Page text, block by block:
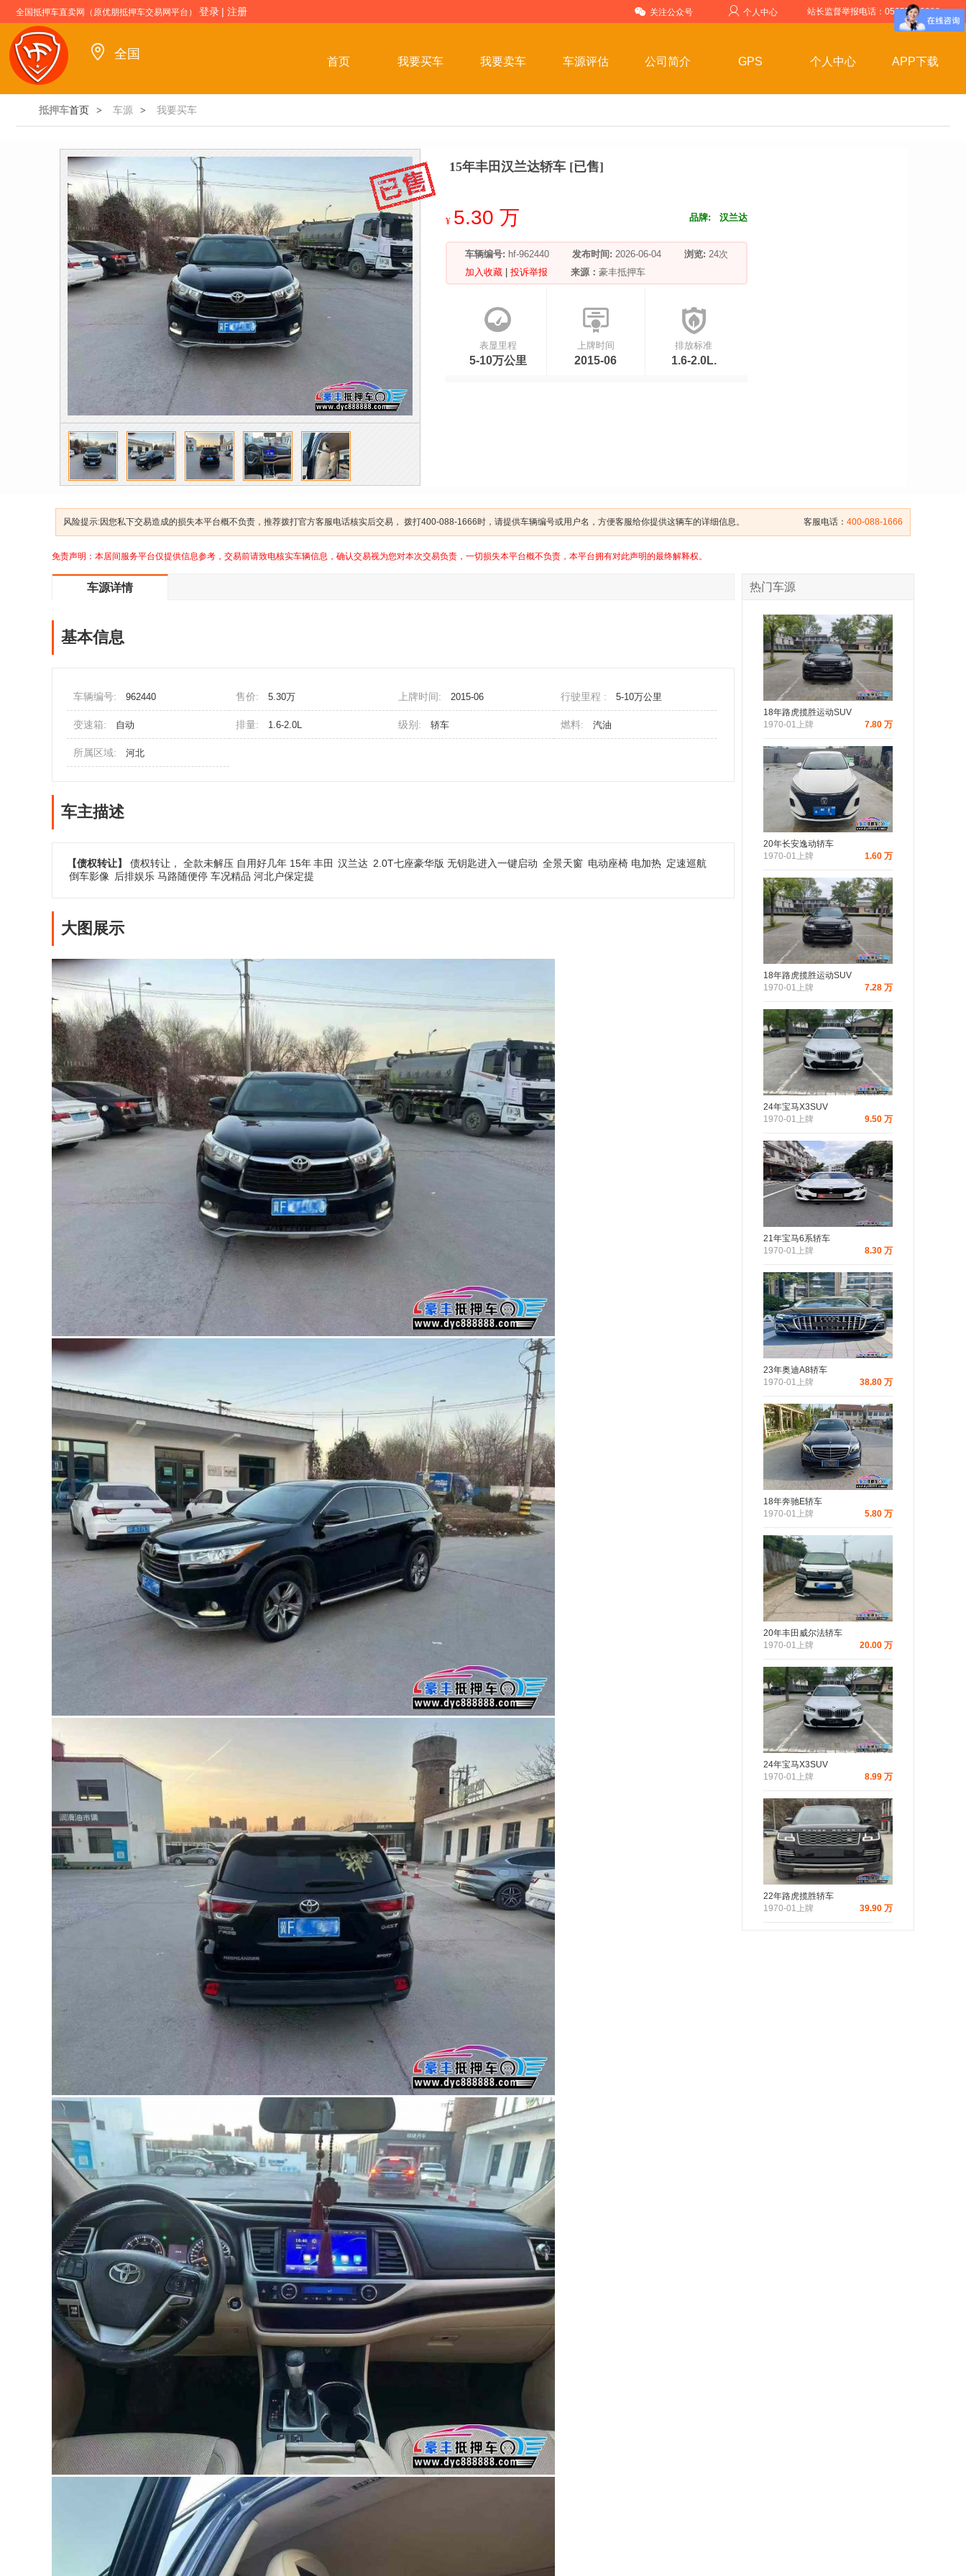
关注公众号 个人中心 站长监督举报电话：05357599999
全国抵押车直卖网（原优朋抵押车交易网平台） 登录 | 注册
全国
首页 我要买车 我要卖车 车源评估 公司简介 GPS 个人中心 APP下载
抵押车首页 > 车源 > 我要买车
15年丰田汉兰达轿车 [已售]
¥ 5.30 万 品牌: 汉兰达
车辆编号: hf-962440 发布时间: 2026-06-04 浏览: 24次
加入收藏
投诉举报 来源： 豪丰抵押车
表显里程
5-10万公里
上牌时间
2015-06
排放标准
1.6-2.0L.
客服电话： 400-088-1666
风险提示:因您私下交易造成的损失本平台概不负责，推荐拨打官方客服电话核实后交易， 拨打400-088-1666时，请提供车辆编号或用户名，方便客服给你提供这辆车的详细信息。
免责声明：本居间服务平台仅提供信息参考，交易前请致电核实车辆信息，确认交易视为您对本次交易负责，一切损失本平台概不负责，本平台拥有对此声明的最终解释权。
车源详情
基本信息
车辆编号: 962440 售价: 5.30万 上牌时间: 2015-06 行驶里程 : 5-10万公里
变速箱: 自动 排量: 1.6-2.0L 级别: 轿车 燃料: 汽油
所属区域: 河北
车主描述
【债权转让】 债权转让， 全款未解压 自用好几年 15年丰田 汉兰达 2.0T七座豪华版 无钥匙进入一键启动 全景天窗 电动座椅 电加热 定速巡航
倒车影像
后排娱乐 马路随便停 车况精品 河北户保定提
大图展示
热门车源
18年路虎揽胜运动SUV
1970-01上牌
7.80 万
20年长安逸动轿车
1970-01上牌
1.60 万
18年路虎揽胜运动SUV
1970-01上牌
7.28 万
24年宝马X3SUV
1970-01上牌
9.50 万
21年宝马6系轿车
1970-01上牌
8.30 万
23年奥迪A8轿车
1970-01上牌
38.80 万
18年奔驰E轿车
1970-01上牌
5.80 万
20年丰田威尔法轿车
1970-01上牌
20.00 万
24年宝马X3SUV
1970-01上牌
8.99 万
22年路虎揽胜轿车
1970-01上牌
39.90 万